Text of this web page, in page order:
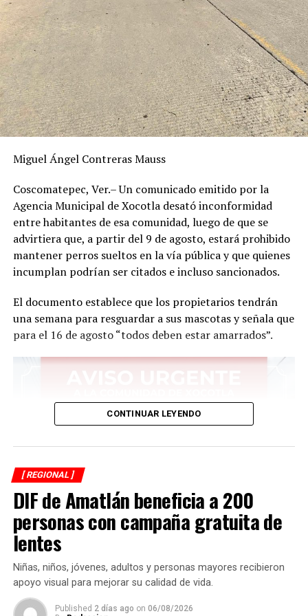
Miguel Ángel Contreras Mauss
Coscomatepec, Ver.– Un comunicado emitido por la
Agencia Municipal de Xocotla desató inconformidad
entre habitantes de esa comunidad, luego de que se
advirtiera que, a partir del 9 de agosto, estará prohibido
mantener perros sueltos en la vía pública y que quienes
incumplan podrían ser citados e incluso sancionados.
El documento establece que los propietarios tendrán
una semana para resguardar a sus mascotas y señala que
para el 16 de agosto “todos deben estar amarrados”.
CONTINUAR LEYENDO
[ REGIONAL ]
DIF de Amatlán beneficia a 200
personas con campaña gratuita de
lentes
Niñas, niños, jóvenes, adultos y personas mayores recibieron
apoyo visual para mejorar su calidad de vida.
Published 2 días ago on 06/08/2026